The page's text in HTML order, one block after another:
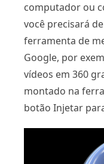
computador ou
você precisará
ferramenta de
Google, por
vídeos em 360
montado na
botão Injetar